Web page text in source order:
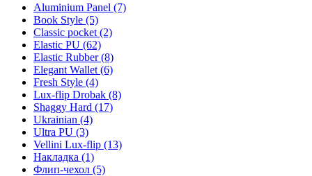
Aluminium Panel (7)
Book Style (5)
Classic pocket (2)
Elastic PU (62)
Elastic Rubber (8)
Elegant Wallet (6)
Fresh Style (4)
Lux-flip Drobak (8)
Shaggy Hard (17)
Ukrainian (4)
Ultra PU (3)
Vellini Lux-flip (13)
Накладка (1)
Флип-чехол (5)